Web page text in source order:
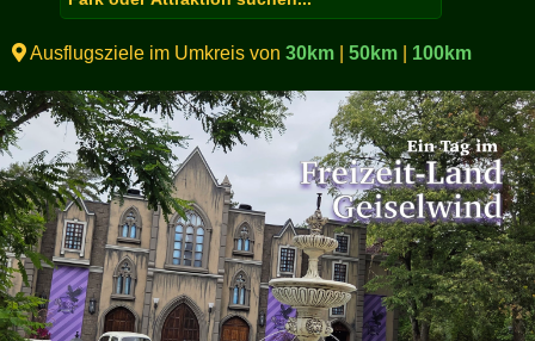
Ausflugsziele im Umkreis von 30km 50km 100km